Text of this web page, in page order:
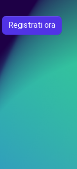
Registrati ora